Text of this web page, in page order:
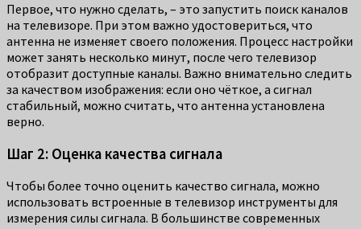
Первое, что нужно сделать, – это запустить поиск каналов
на телевизоре. При этом важно удостовериться, что
антенна не изменяет своего положения. Процесс настройки
может занять несколько минут, после чего телевизор
отобразит доступные каналы. Важно внимательно следить
за качеством изображения: если оно чёткое, а сигнал
стабильный, можно считать, что антенна установлена
верно.
Шаг 2: Оценка качества сигнала
Чтобы более точно оценить качество сигнала, можно
использовать встроенные в телевизор инструменты для
измерения силы сигнала. В большинстве современных